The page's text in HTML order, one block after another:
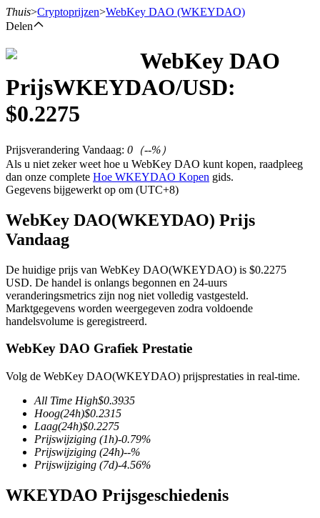
USDT-futures
Futures met USDT als onderpand
COIN-M-futures
Cryptocurrency-futures
TradFi
Thuis>Cryptoprijzen>WebKey DAO (WKEYDAO)
Delen
WebKey DAO
PrijsWKEYDAO/USD:
$0.2275
Prijsverandering Vandaag: 0 （--%）
Als u niet zeker weet hoe u WebKey DAO kunt kopen, raadpleeg
dan onze complete Hoe WKEYDAO Kopen gids.
Gegevens bijgewerkt op om (UTC+8)
WebKey DAO(WKEYDAO) Prijs
Vandaag
De huidige prijs van WebKey DAO(WKEYDAO) is $0.2275
USD. De handel is onlangs begonnen en 24-uurs
veranderingsmetrics zijn nog niet volledig vastgesteld.
Marktgegevens worden weergegeven zodra voldoende
handelsvolume is geregistreerd.
WebKey DAO Grafiek Prestatie
Volg de WebKey DAO(WKEYDAO) prijsprestaties in real-time.
All Time High$0.3935
Hoog(24h)$0.2315
Laag(24h)$0.2275
Prijswijziging (1h)-0.79%
Prijswijziging (24h)--%
Prijswijziging (7d)-4.56%
WKEYDAO Prijsgeschiedenis